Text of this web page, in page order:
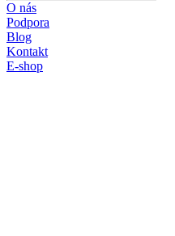
O nás
Podpora
Blog
Kontakt
E-shop